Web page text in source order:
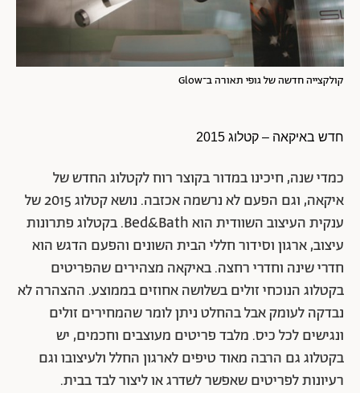
קולקצייה חדשה של גופי תאורה ב־Glow
חדש באיקאה – קטלוג 2015
כמדי שנה, חיכינו במדור בקוצר רוח לקטלוג החדש של
איקאה, וגם הפעם לא נרשמה אכזבה. נושא קטלוג 2015 של
ענקית העיצוב השוודית הוא Bed&Bath. בקטלוג פתרונות
עיצוב, ארגון וסידור חללי הבית השונים והפעם הדגש הוא
חדרי שינה וחדרי רחצה. באיקאה מצהירים שהפריטים
בקטלוג הנוכחי זולים בשלושה אחוזים בממוצע. ההצהרה לא
נבדקה לעומק אבל בהחלט ניתן לומר שהמחירים זולים
ונגישים לכל כיס. מלבד פריטים מעוצבים וחכמים, יש
בקטלוג גם הרבה מאוד טיפים לארגון החלל ולעיצובו וגם
רעיונות לפריטים שאפשר לשדרג או ליצור לבד בבית.